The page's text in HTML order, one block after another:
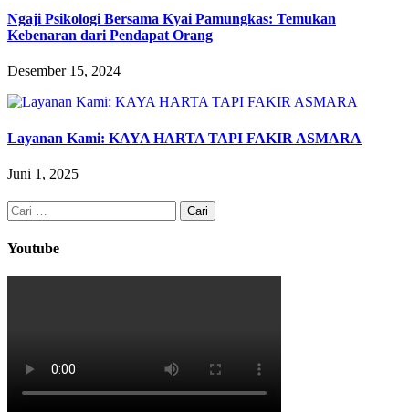
Ngaji Psikologi Bersama Kyai Pamungkas: Temukan
Kebenaran dari Pendapat Orang
Desember 15, 2024
Layanan Kami: KAYA HARTA TAPI FAKIR ASMARA
Juni 1, 2025
Cari
untuk:
Youtube